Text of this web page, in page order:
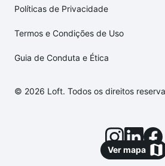
Ver mapa
Políticas de Privacidade
Termos e Condições de Uso
Guia de Conduta e Ética
© 2026 Loft. Todos os direitos